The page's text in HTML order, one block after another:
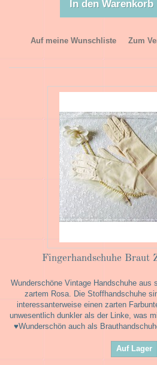
In den Warenkorb
Auf meine Wunschliste Zum
Fingerhandschuhe Braut
Wunderschöne Vintage Handschuhe aus
zartem Rosa. Die Stoffhandschuhe
interessanterweise einen zarten
unwesentlich dunkler als der Linke, was
♥Wunderschön auch als
Auf Lager